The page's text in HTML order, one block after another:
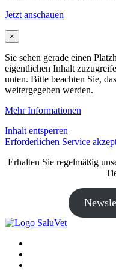
Jetzt anschauen
×
Sie sehen gerade einen
eigentlichen Inhalt
unten. Bitte beachten Sie,
weitergegeben werden.
Mehr Informationen
Inhalt entsperren
Erforderlichen Service
Erhalten Sie regelmäßig